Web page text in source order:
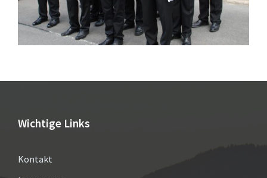
Wichtige Links
Kontakt